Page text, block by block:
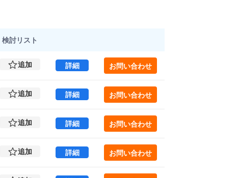
検討リスト
追加 詳細PHOENIX KANDA 2 (55.27㎡) ｜外神田エリア
お問い合わせ
追加 詳細PHOENIX KANDA 2 (55.27㎡) ｜外神田エリア
お問い合わせ
追加 詳細PHOENIX KANDA 3 (55.27㎡) ｜外神田エリア
お問い合わせ
追加 詳細PHOENIX KANDA 3 (55.27㎡) ｜外神田エリア
お問い合わせ